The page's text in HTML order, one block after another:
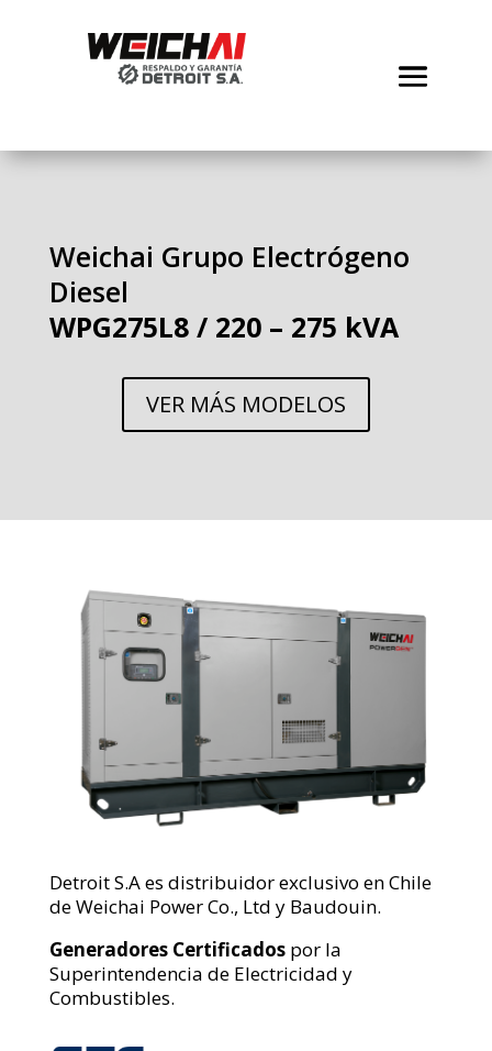
Weichai Grupo Electrógeno
Diesel
WPG275L8 / 220 – 275 kVA
VER MÁS MODELOS
Detroit S.A es distribuidor exclusivo en Chile
de Weichai Power Co., Ltd y Baudouin.
Generadores Certificadospor la
Superintendencia de Electricidad y
Combustibles.